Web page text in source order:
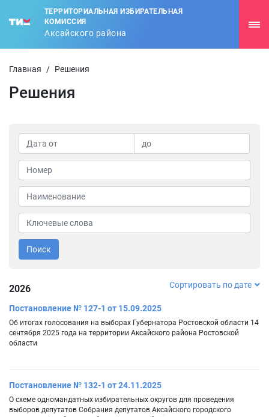
ТЕРРИТОРИАЛЬНАЯ ИЗБИРАТЕЛЬНАЯ
КОМИССИЯ
Аксайского района
Главная / Решения
Решения
Поиск
2026 Сортировать по дате
Постановление № 127-1 от 15.09.2025
Об итогах голосования на выборах Губернатора Ростовской области 14
сентября 2025 года на территории Аксайского района Ростовской
области
Постановление № 132-1 от 24.11.2025
О схеме одномандатных избирательных округов для проведения
выборов депутатов Собрания депутатов Аксайского городского